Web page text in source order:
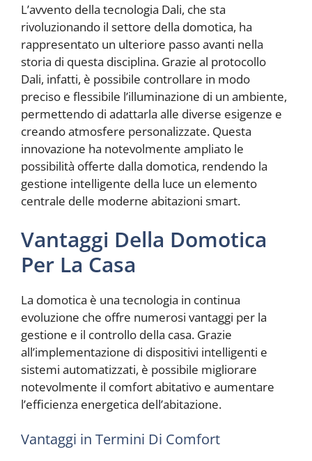
L’avvento della tecnologia Dali, che sta
rivoluzionando il settore della domotica, ha
rappresentato un ulteriore passo avanti nella
storia di questa disciplina. Grazie al protocollo
Dali, infatti, è possibile controllare in modo
preciso e flessibile l’illuminazione di un ambiente,
permettendo di adattarla alle diverse esigenze e
creando atmosfere personalizzate. Questa
innovazione ha notevolmente ampliato le
possibilità offerte dalla domotica, rendendo la
gestione intelligente della luce un elemento
centrale delle moderne abitazioni smart.
Vantaggi Della Domotica
Per La Casa
La domotica è una tecnologia in continua
evoluzione che offre numerosi vantaggi per la
gestione e il controllo della casa. Grazie
all’implementazione di dispositivi intelligenti e
sistemi automatizzati, è possibile migliorare
notevolmente il comfort abitativo e aumentare
l’efficienza energetica dell’abitazione.
Vantaggi in Termini Di Comfort